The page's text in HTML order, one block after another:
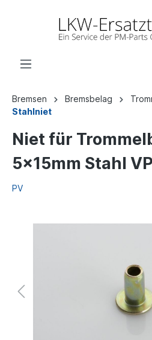
Bremsen Bremsbelag
Stahlniet
Niet für
5x15mm Stahl
PV